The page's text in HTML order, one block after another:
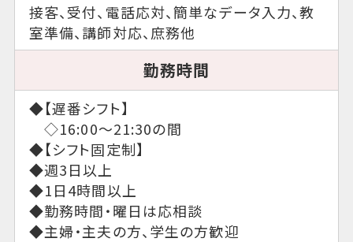
接客、受付、電話応対、簡単なデータ入力、教
室準備、講師対応、庶務他
勤務時間
◆【遅番シフト】
◇16:00～21:30の間
◆【シフト固定制】
◆週3日以上
◆1日4時間以上
◆勤務時間・曜日は応相談
◆主婦・主夫の方、学生の方歓迎